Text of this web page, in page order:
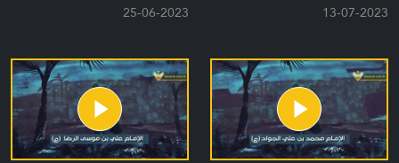
13-07-2023
25-06-2023